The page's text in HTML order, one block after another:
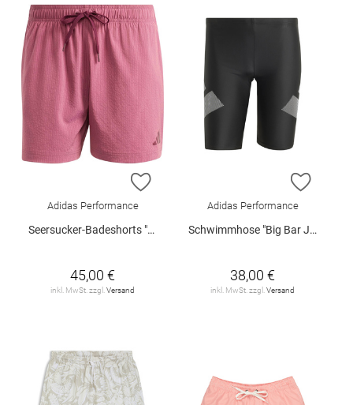
ZUR WUNSCHLISTE HINZUFÜGEN
Adidas Performance
Seersucker-Badeshorts "Resort"
45,00 €
inkl. MwSt. zzgl. Versand
ZUR
Adidas Performance
Schwimmhose "Big Bar Jammers"
38,00 €
inkl. MwSt. zzgl. Versand